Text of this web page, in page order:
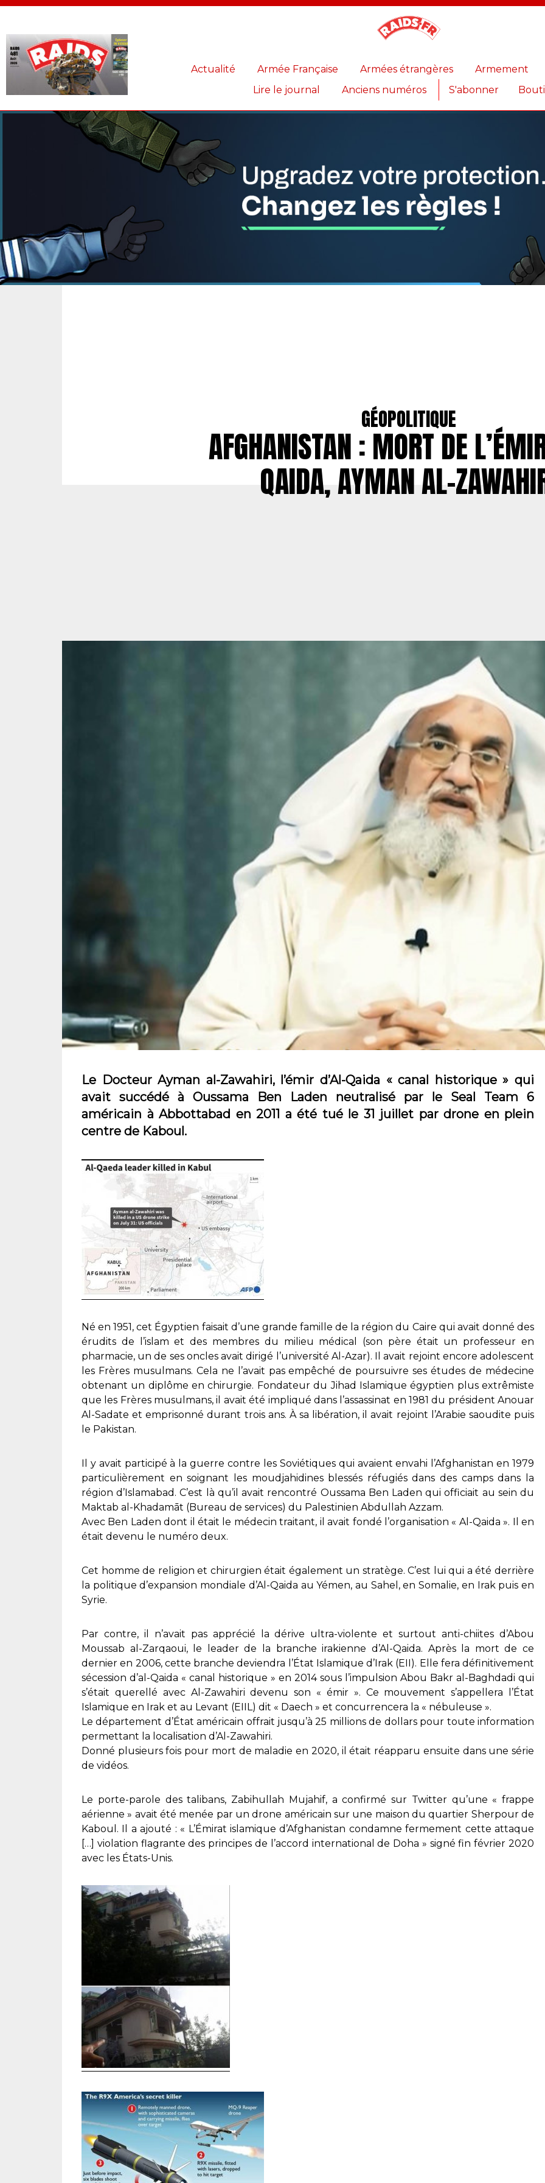
Actualité Armée Française Armées étrangères Armement
Lire le journal
Anciens numéros S'abonner
GÉOPOLITIQUE
AFGHANISTAN : MORT DE
QAIDA, AYMAN AL-
Le Docteur Ayman al-Zawahiri, l’émir d’Al-Qaida « canal historique » qui
avait succédé à Oussama Ben Laden neutralisé par le Seal Team 6
américain à Abbottabad en 2011 a été tué le 31 juillet par drone en plein
centre de Kaboul.
Né en 1951, cet Égyptien faisait d’une grande famille de la région du Caire qui avait donné des
érudits de l’islam et des membres du milieu médical (son père était un professeur en
pharmacie, un de ses oncles avait dirigé l’université Al-Azar). Il avait rejoint encore adolescent
les Frères musulmans. Cela ne l’avait pas empêché de poursuivre ses études de médecine
obtenant un diplôme en chirurgie. Fondateur du Jihad Islamique égyptien plus extrêmiste
que les Frères musulmans, il avait été impliqué dans l’assassinat en 1981 du président Anouar
Al-Sadate et emprisonné durant trois ans. À sa libération, il avait rejoint l’Arabie saoudite puis
le Pakistan.
Il y avait participé à la guerre contre les Soviétiques qui avaient envahi l’Afghanistan en 1979
particulièrement en soignant les moudjahidines blessés réfugiés dans des camps dans la
région d’Islamabad. C’est là qu’il avait rencontré Oussama Ben Laden qui officiait au sein du
Maktab al-Khadamāt (Bureau de services) du Palestinien Abdullah Azzam.
Avec Ben Laden dont il était le médecin traitant, il avait fondé l’organisation « Al-Qaida ». Il en
était devenu le numéro deux.
Cet homme de religion et chirurgien était également un stratège. C’est lui qui a été derrière
la politique d’expansion mondiale d’Al-Qaida au Yémen, au Sahel, en Somalie, en Irak puis en
Syrie.
Par contre, il n’avait pas apprécié la dérive ultra-violente et surtout anti-chiites d’Abou
Moussab al-Zarqaoui, le leader de la branche irakienne d’Al-Qaida. Après la mort de ce
dernier en 2006, cette branche deviendra l’État Islamique d’Irak (EII). Elle fera définitivement
sécession d’al-Qaida « canal historique » en 2014 sous l’impulsion Abou Bakr al-Baghdadi qui
s’était querellé avec Al-Zawahiri devenu son « émir ». Ce mouvement s’appellera l’État
Islamique en Irak et au Levant (EIIL) dit « Daech » et concurrencera la « nébuleuse ».
Le département d’État américain offrait jusqu’à 25 millions de dollars pour toute information
permettant la localisation d’Al-Zawahiri.
Donné plusieurs fois pour mort de maladie en 2020, il était réapparu ensuite dans une série
de vidéos.
Le porte-parole des talibans, Zabihullah Mujahif, a confirmé sur Twitter qu’une « frappe
aérienne » avait été menée par un drone américain sur une maison du quartier Sherpour de
Kaboul. Il a ajouté : « L’Émirat islamique d’Afghanistan condamne fermement cette attaque
[…] violation flagrante des principes de l’accord international de Doha » signé fin février 2020
avec les États-Unis.
Panneau de gestion des cookies